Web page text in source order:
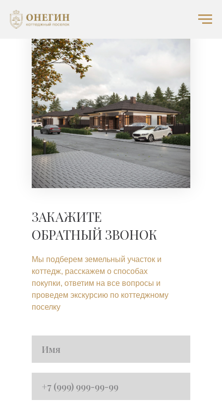
ЗАКАЖИТЕ
ОБРАТНЫЙ ЗВОНОК
Мы подберем земельный участок и
коттедж, расскажем о способах
покупки, ответим на все вопросы и
проведем экскурсию по коттеджному
поселку